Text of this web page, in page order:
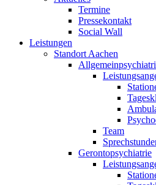
Termine
Pressekontakt
Social Wall
Leistungen
Standort Aachen
Team
Gerontopsychiatrie